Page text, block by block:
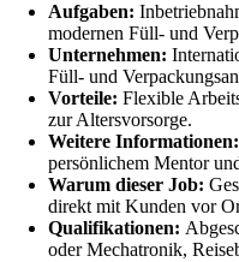
Aufgaben:
modernen Füll- und
Unternehmen:
Füll- und
Vorteile: Flexible
zur Altersvorsorge.
Weitere Informationen:
persönlichem Mentor
Warum dieser Job:
direkt mit Kunden vor
Qualifikationen:
oder Mechatronik,